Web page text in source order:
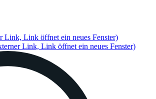
Link, Link öffnet ein neues Fenster)
Link, Link öffnet ein neues Fenster)